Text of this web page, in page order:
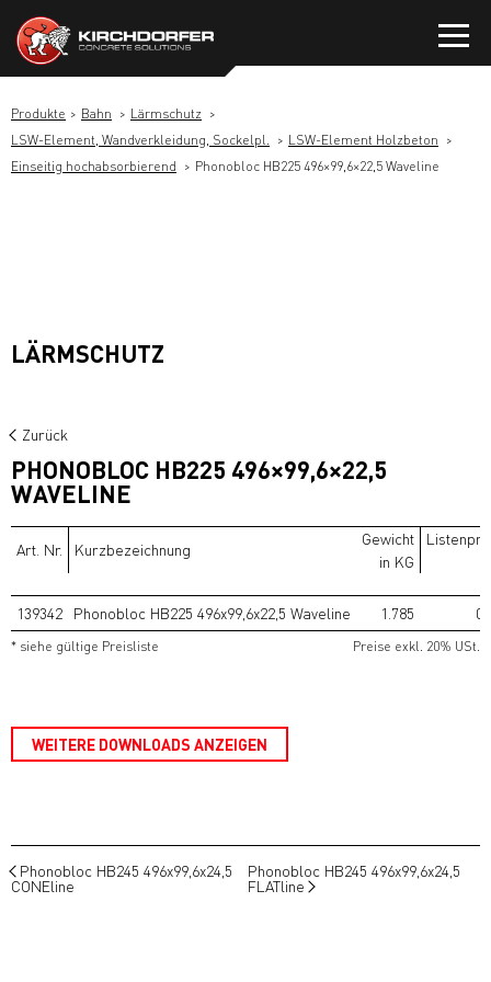
Inhalt
springen
Produkte Bahn
Lärmschutz
LSW-Element, Wandverkleidung, Sockelpl.
LSW-Element Holzbeton
Einseitig hochabsorbierend
Phonobloc HB225 496×99,6×22,5 Waveline
LÄRMSCHUTZ
Zurück
PHONOBLOC HB225 496×99,6×22,5
WAVELINE
Art. Nr. Kurzbezeichnung
Gewicht
in KG
139342 Phonobloc HB225 496x99,6x22,5 Waveline 1.785
* siehe gültige Preisliste Preise exkl. 20% USt.
WEITERE DOWNLOADS ANZEIGEN
Phonobloc HB245 496x99,6x24,5
CONEline
Phonobloc HB245 496x99,6x24,5
FLATline